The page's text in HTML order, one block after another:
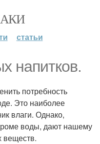
статьи
напитков.
потребность
Это наиболее
влаги. Однако,
воды, дают нашему
веществ.